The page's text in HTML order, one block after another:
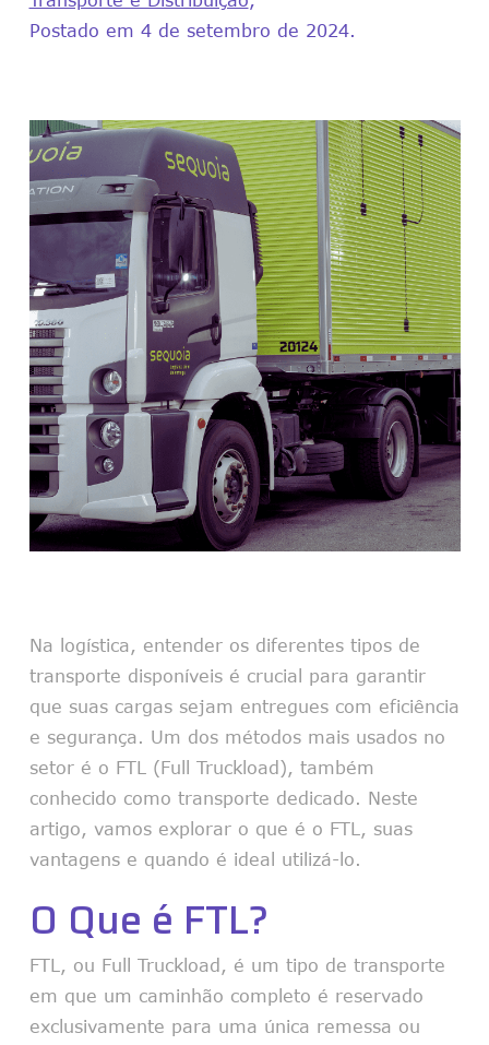
Postado em 4 de setembro de 2024.
Na logística, entender os diferentes tipos de
transporte disponíveis é crucial para garantir
que suas cargas sejam entregues com eficiência
e segurança. Um dos métodos mais usados no
setor é o FTL (Full Truckload), também
conhecido como transporte dedicado. Neste
artigo, vamos explorar o que é o FTL, suas
vantagens e quando é ideal utilizá-lo.
O Que é FTL?
FTL, ou Full Truckload, é um tipo de transporte
em que um caminhão completo é reservado
exclusivamente para uma única remessa ou